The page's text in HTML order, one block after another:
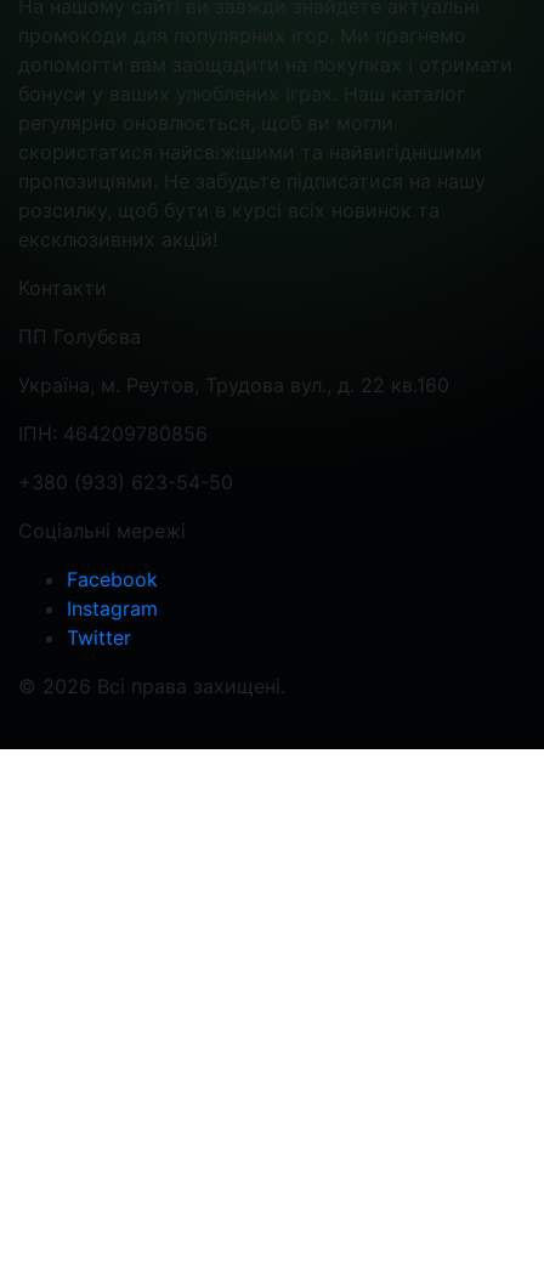
На нашому сайті ви завжди знайдете актуальні
промокоди для популярних ігор. Ми прагнемо
допомогти вам заощадити на покупках і отримати
бонуси у ваших улюблених іграх. Наш каталог
регулярно оновлюється, щоб ви могли
скористатися найсвіжішими та найвигіднішими
пропозиціями. Не забудьте підписатися на нашу
розсилку, щоб бути в курсі всіх новинок та
ексклюзивних акцій!
Контакти
ПП Голубєва
Україна, м. Реутов, Трудова вул., д. 22 кв.160
ІПН: 464209780856
+380 (933) 623-54-50
Соціальні мережі
Facebook
Instagram
Twitter
© 2026 Всі права захищені.